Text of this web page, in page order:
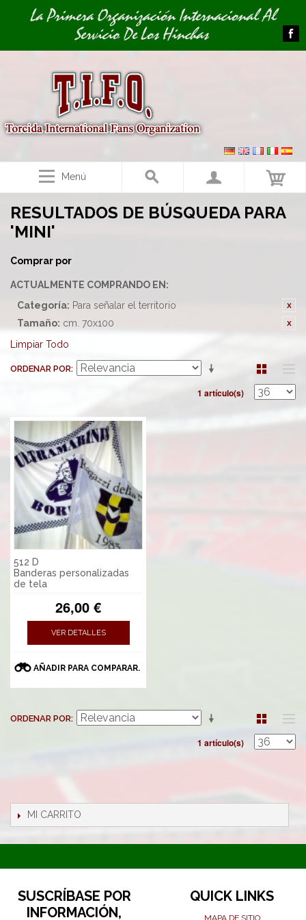
Image 01La Primera Organización Internacional Al
Servicio De Los Hinchas
Menú
RESULTADOS DE BÚSQUEDA PARA
'MINI'
Comprar por
ACTUALMENTE COMPRANDO EN:
Categoría: Para señalar el territorio
Tamaño: cm. 70x100
Limpiar Todo
ORDENAR POR
1 artículo(s)
512 D
Banderas personalizadas
de tela
26,00 €
VER DETALLES
AÑADIR PARA COMPARAR.
ORDENAR POR
1 artículo(s)
MI CARRITO
SUSCRÍBASE POR
INFORMACIÓN,
QUICK LINKS